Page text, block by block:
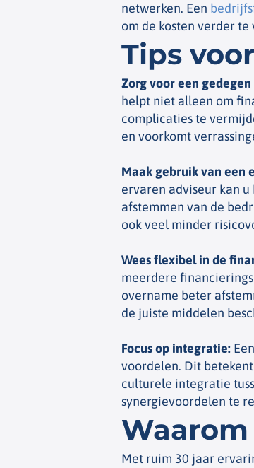
netwerken. Een
om de kosten verder te
Tips
Zorg voor een
helpt niet alleen om
complicaties te
en voorkomt
Maak gebruik van een
ervaren adviseur kan
afstemmen van de
ook veel minder
Wees flexibel in de
meerdere
overname beter
de juiste middelen
Focus op integratie:
voordelen. Dit
culturele integratie
synergievoordelen te
Met ruim 30 jaar